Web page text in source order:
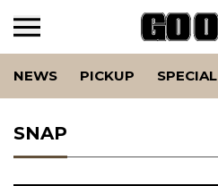
NEWS PICKUP SPECIAL
SNAP